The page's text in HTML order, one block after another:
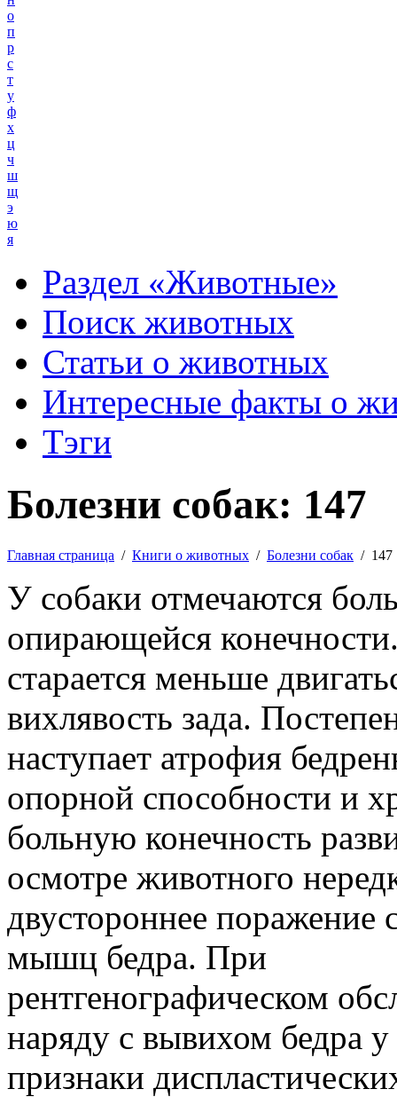
о
п
р
с
т
у
ф
х
ц
ч
ш
щ
э
ю
я
Раздел «Животные»
Поиск животных
Статьи о животных
Интересные факты о
Тэги
Болезни собак: 147
Главная страница / Книги о животных / Болезни собак / 147
У собаки отмечаются
опирающейся
старается меньше
вихлявость зада.
наступает атрофия
опорной способности и
больную конечность
осмотре животного
двустороннее
мышц бедра. При
рентгенографическом
наряду с вывихом бедра
признаки